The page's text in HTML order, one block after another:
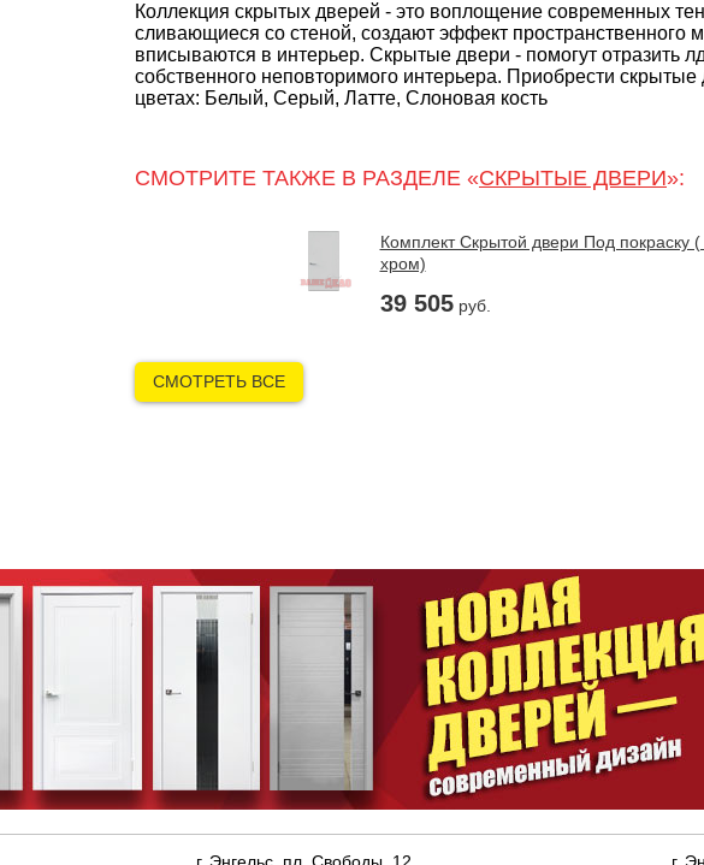
Коллекция скрытых дверей - это воплощение современных
сливающиеся со стеной, создают эффект пространственного
вписываются в интерьер. Скрытые двери - помогут отразить
собственного неповторимого интерьера. Приобрести
цветах: Белый, Серый, Латте, Слоновая кость
СМОТРИТЕ ТАКЖЕ В РАЗДЕЛЕ «СКРЫТЫЕ ДВЕРИ»:
Комплект Скрытой двери Под покраску (
хром)
39 505руб.
СМОТРЕТЬ ВСЕ